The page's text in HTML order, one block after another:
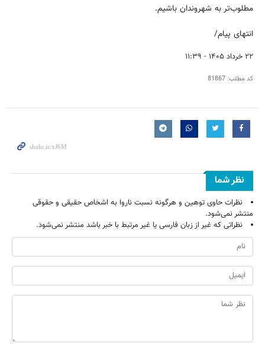
مطلوب‌تر به شهروندان باشیم.
انتهای پیام/
۲۲ خرداد ۱۴۰۵ - ۱۱:۳۹
کد مطلب: 81867
نظر شما
نظرات حاوی توهین و هرگونه نسبت ناروا به اشخاص حقیقی و حقوقی
منتشر نمی‌شود.
نظراتی که غیر از زبان فارسی یا غیر مرتبط با خبر باشد منتشر نمی‌شود.